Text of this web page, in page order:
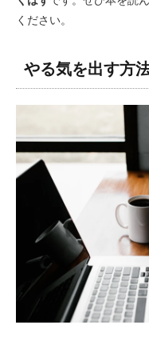
ください。
やる気を出す方